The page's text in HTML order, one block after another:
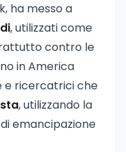
ha messo a
, utilizzati come
contro le
in America
e ricercatrici che
, utilizzando la
emancipazione